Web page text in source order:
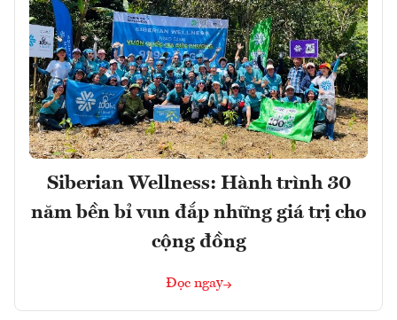
Siberian Wellness: Hành trình 30
năm bền bỉ vun đắp những giá trị cho
cộng đồng
Đọc ngay